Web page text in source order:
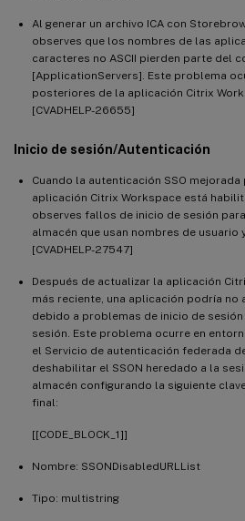
Al generar un archivo ICA con
observes que los nombres de las
caracteres no ASCII pierden parte del
[ApplicationServers]. Este problema
posteriores de la aplicación Citrix
[CVADHELP-26655]
Inicio de sesión/Autenticación
Cuando la autenticación SSO mejorada
aplicación Citrix Workspace está
observes fallos de inicio de sesión
almacén que usan nombres de
[CVADHELP-27547]
Después de actualizar la aplicación
más reciente, una aplicación podría
debido a problemas de inicio de sesión
sesión. Este problema ocurre en
el Servicio de autenticación federada
deshabilitar el SSON heredado a la
almacén configurando la siguiente
final:
[[CODE_BLOCK_1]]
Nombre: SSONDisabledURLList
Tipo: multistring